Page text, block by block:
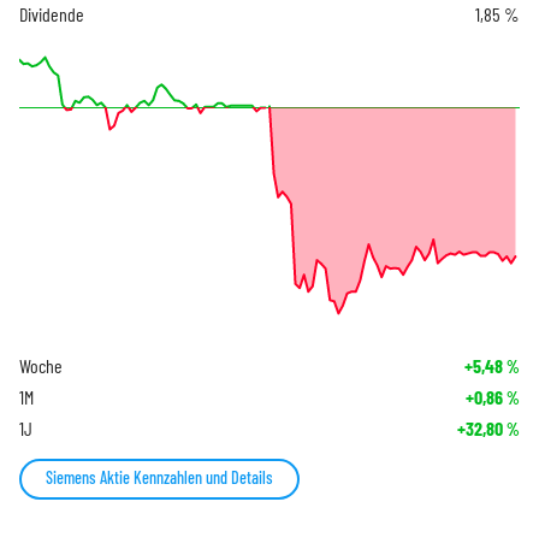
Dividende
1,85 %
Woche +5,48%
1M +0,86%
1J +32,80%
Siemens Aktie Kennzahlen und Details